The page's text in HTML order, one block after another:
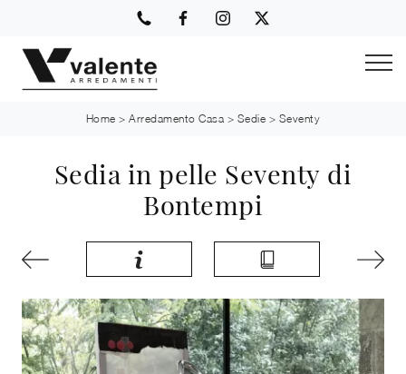
Home >Arredamento Casa > Sedie > Seventy
Sedia in pelle Seventy di
Bontempi